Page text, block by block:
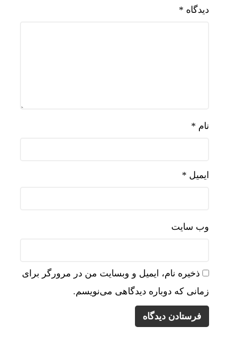
دیدگاه *
نام *
ایمیل *
وب‌ سایت
ذخیره نام، ایمیل و وبسایت من در مرورگر برای
زمانی که دوباره دیدگاهی می‌نویسم.